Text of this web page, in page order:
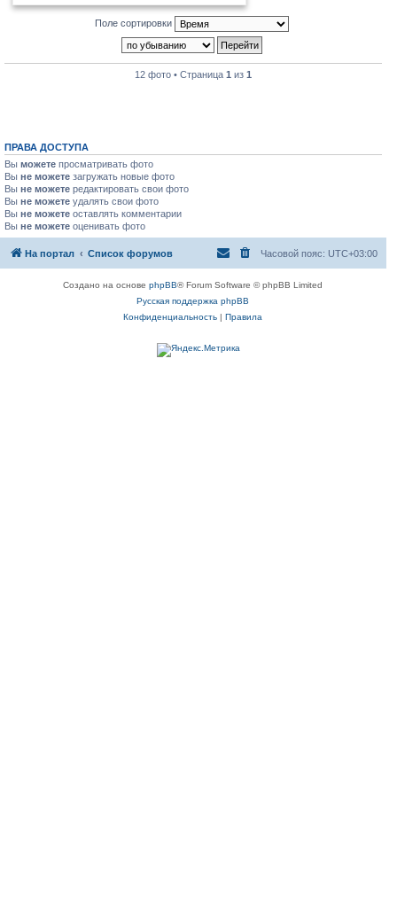
Поле сортировки
12 фото • Страница 1из 1
ПРАВА ДОСТУПА
Вы можете просматривать фото
Вы не можете загружать новые фото
Вы не можете редактировать свои фото
Вы не можете удалять свои фото
Вы не можете оставлять комментарии
Вы не можете оценивать фото
На портал Список форумов Часовой пояс: UTC+03:00
Создано на основеphpBB® Forum Software © phpBB Limited
Русская поддержка phpBB
Конфиденциальность |Правила